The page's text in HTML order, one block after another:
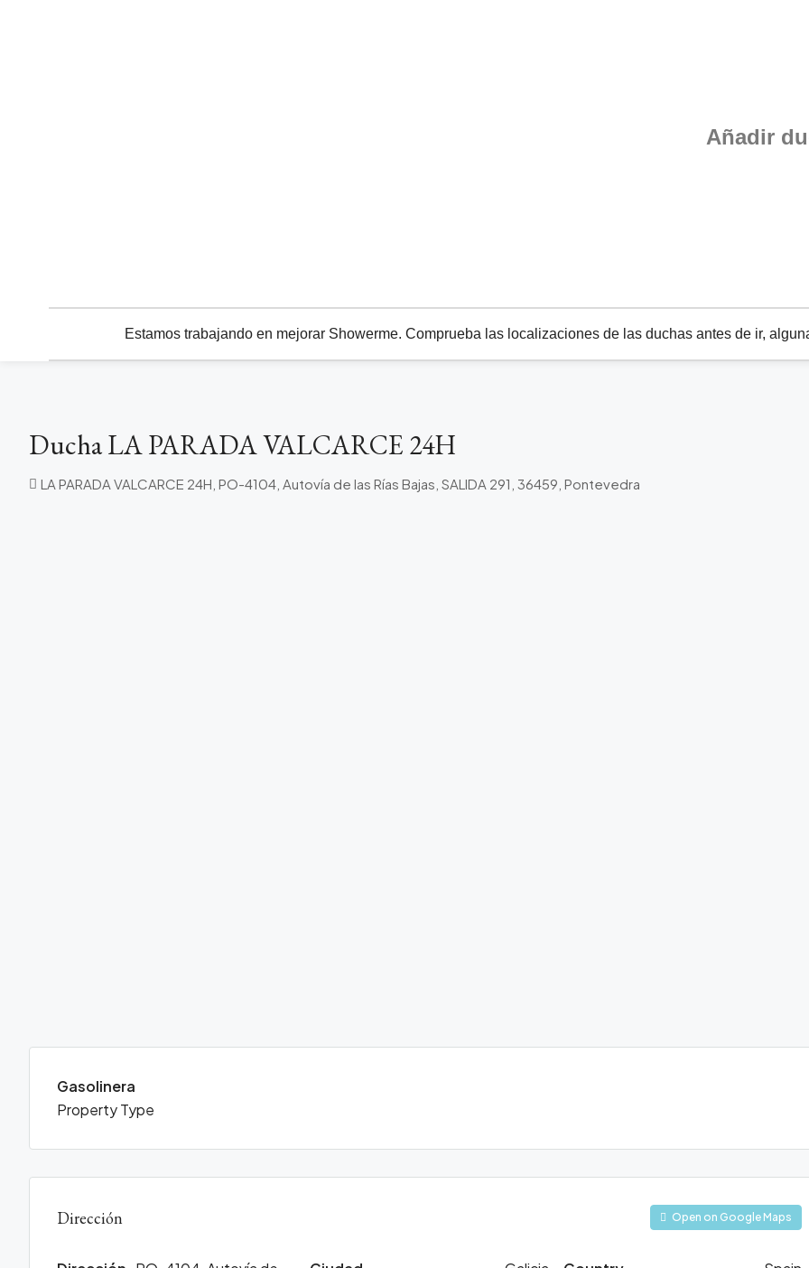
Añadir
Estamos trabajando en mejorar Showerme. Comprueba las localizaciones de las duchas antes de ir,
Ducha LA PARADA VALCARCE 24H
LA PARADA VALCARCE 24H, PO-4104, Autovía de las Rías Bajas, SALIDA 291, 36459, Pontevedra
Gasolinera
Property Type
Dirección Open on Google Maps